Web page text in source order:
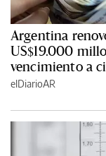
Argentina
US$19.000
vencimiento a
elDiarioAR